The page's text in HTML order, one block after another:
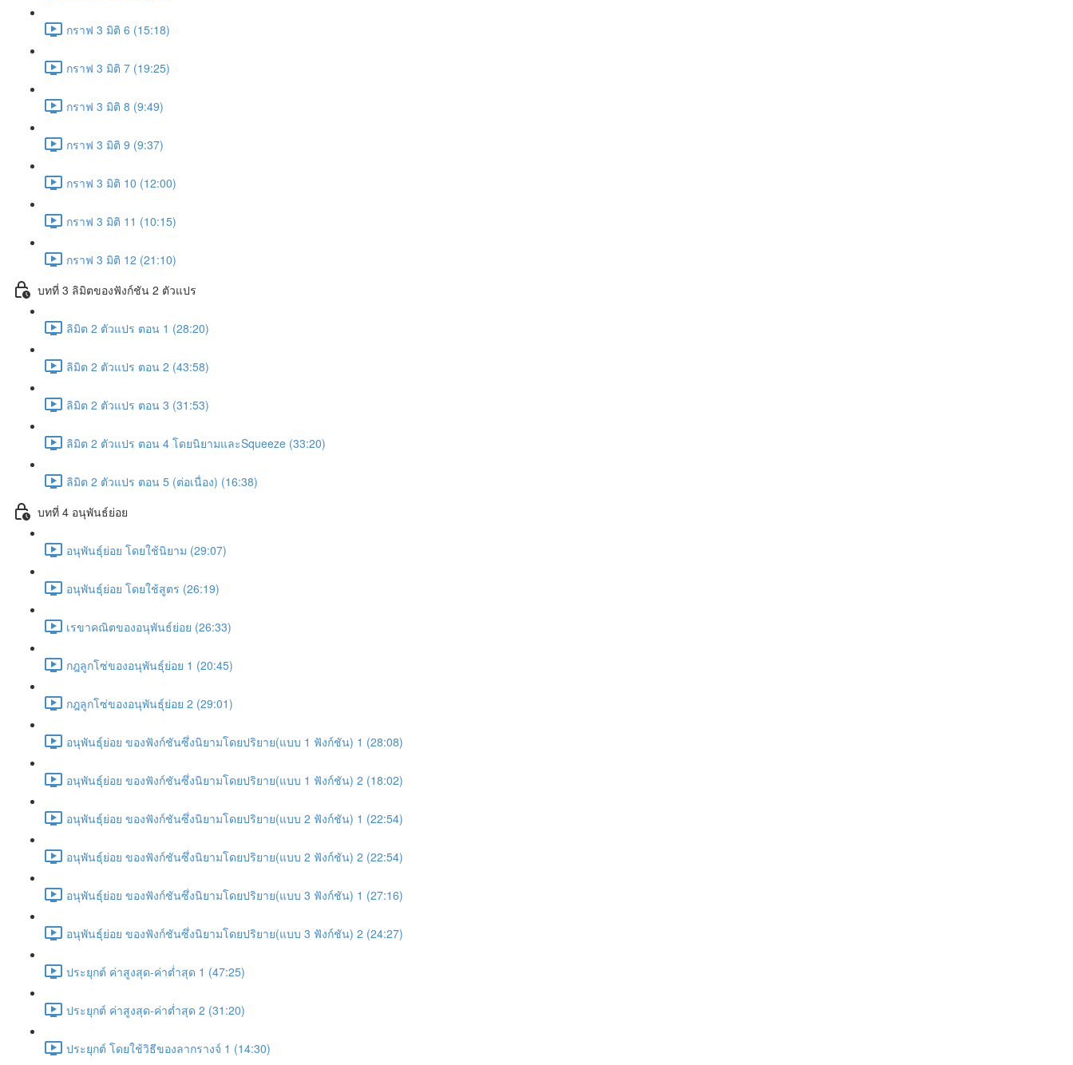
กราฟ 3 มิติ 6 (15:18)
กราฟ 3 มิติ 7 (19:25)
กราฟ 3 มิติ 8 (9:49)
กราฟ 3 มิติ 9 (9:37)
กราฟ 3 มิติ 10 (12:00)
กราฟ 3 มิติ 11 (10:15)
กราฟ 3 มิติ 12 (21:10)
บทที่ 3 ลิมิตของฟังก์ชัน 2 ตัวแปร
ลิมิต 2 ตัวแปร ตอน 1 (28:20)
ลิมิต 2 ตัวแปร ตอน 2 (43:58)
ลิมิต 2 ตัวแปร ตอน 3 (31:53)
ลิมิต 2 ตัวแปร ตอน 4 โดยนิยามและSqueeze (33:20)
ลิมิต 2 ตัวแปร ตอน 5 (ต่อเนื่อง) (16:38)
บทที่ 4 อนุพันธ์ย่อย
อนุพันธุ์ย่อย โดยใช้นิยาม (29:07)
อนุพันธุ์ย่อย โดยใช้สูตร (26:19)
เรขาคณิตของอนุพันธ์ย่อย (26:33)
กฎลูกโซ่ของอนุพันธุ์ย่อย 1 (20:45)
กฎลูกโซ่ของอนุพันธุ์ย่อย 2 (29:01)
อนุพันธุ์ย่อย ของฟังก์ชันซึ่งนิยามโดยปริยาย(แบบ 1 ฟังก์ชัน) 1 (28:08)
อนุพันธุ์ย่อย ของฟังก์ชันซึ่งนิยามโดยปริยาย(แบบ 1 ฟังก์ชัน) 2 (18:02)
อนุพันธุ์ย่อย ของฟังก์ชันซึ่งนิยามโดยปริยาย(แบบ 2 ฟังก์ชัน) 1 (22:54)
อนุพันธุ์ย่อย ของฟังก์ชันซึ่งนิยามโดยปริยาย(แบบ 2 ฟังก์ชัน) 2 (22:54)
อนุพันธุ์ย่อย ของฟังก์ชันซึ่งนิยามโดยปริยาย(แบบ 3 ฟังก์ชัน) 1 (27:16)
อนุพันธุ์ย่อย ของฟังก์ชันซึ่งนิยามโดยปริยาย(แบบ 3 ฟังก์ชัน) 2 (24:27)
ประยุกต์ ค่าสูงสุด-ค่าต่ำสุด 1 (47:25)
ประยุกต์ ค่าสูงสุด-ค่าต่ำสุด 2 (31:20)
ประยุกต์ โดยใช้วิธีของลากรางจ์ 1 (14:30)